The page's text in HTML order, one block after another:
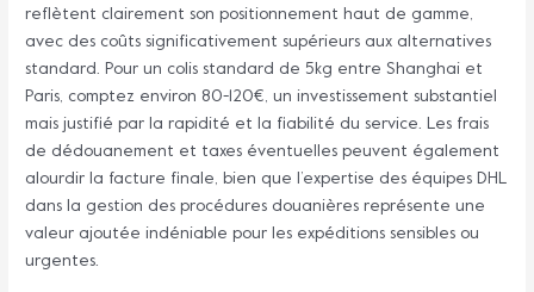
reflètent clairement son positionnement haut de gamme,
avec des coûts significativement supérieurs aux alternatives
standard. Pour un colis standard de 5kg entre Shanghai et
Paris, comptez environ 80-120€, un investissement substantiel
mais justifié par la rapidité et la fiabilité du service. Les frais
de dédouanement et taxes éventuelles peuvent également
alourdir la facture finale, bien que l’expertise des équipes DHL
dans la gestion des procédures douanières représente une
valeur ajoutée indéniable pour les expéditions sensibles ou
urgentes.